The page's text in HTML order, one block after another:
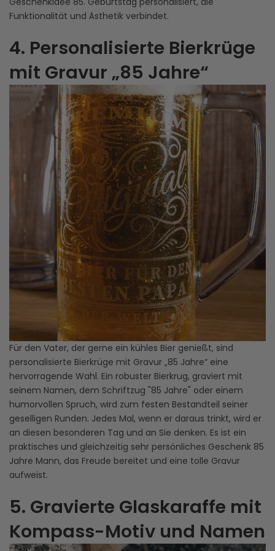
Funktionalität und Ästhetik verbindet.
4. Personalisierte Bierkrüge
mit Gravur „85 Jahre“
Für den Vater, der gerne ein kühles Bier genießt, sind
personalisierte Bierkrüge mit Gravur „85 Jahre“ eine
hervorragende Wahl. Ein robuster Bierkrug, graviert mit
seinem Namen, dem Schriftzug "85 Jahre" oder einem
humorvollen Spruch, wird zum festen Bestandteil seiner
geselligen Runden. Jedes Mal, wenn er daraus trinkt, wird er
an diesen besonderen Tag und an Sie denken. Es ist ein
praktisches und gleichzeitig sehr persönliches Geschenk 85
Jahre Mann, das Freude bereitet und eine tolle Gravur
aufweist.
5. Gravierte Glaskaraffe mit
Kompass-Motiv und Namen